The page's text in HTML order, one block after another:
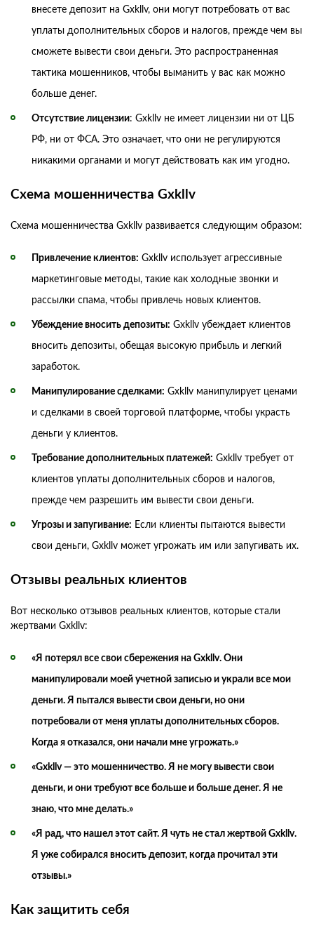
внесете депозит на Gxkllv, они могут потребовать от вас
уплаты дополнительных сборов и налогов, прежде чем вы
сможете вывести свои деньги. Это распространенная
тактика мошенников, чтобы выманить у вас как можно
больше денег.
Отсутствие лицензии: Gxkllv не имеет лицензии ни от ЦБ
РФ, ни от ФСА. Это означает, что они не регулируются
никакими органами и могут действовать как им угодно.
Схема мошенничества Gxkllv
Схема мошенничества Gxkllv развивается следующим образом:
Привлечение клиентов: Gxkllv использует агрессивные
маркетинговые методы, такие как холодные звонки и
рассылки спама, чтобы привлечь новых клиентов.
Убеждение вносить депозиты: Gxkllv убеждает клиентов
вносить депозиты, обещая высокую прибыль и легкий
заработок.
Манипулирование сделками: Gxkllv манипулирует ценами
и сделками в своей торговой платформе, чтобы украсть
деньги у клиентов.
Требование дополнительных платежей: Gxkllv требует от
клиентов уплаты дополнительных сборов и налогов,
прежде чем разрешить им вывести свои деньги.
Угрозы и запугивание: Если клиенты пытаются вывести
свои деньги, Gxkllv может угрожать им или запугивать их.
Отзывы реальных клиентов
Вот несколько отзывов реальных клиентов, которые стали
жертвами Gxkllv:
«Я потерял все свои сбережения на Gxkllv. Они
манипулировали моей учетной записью и украли все мои
деньги. Я пытался вывести свои деньги, но они
потребовали от меня уплаты дополнительных сборов.
Когда я отказался, они начали мне угрожать.»
«Gxkllv — это мошенничество. Я не могу вывести свои
деньги, и они требуют все больше и больше денег. Я не
знаю, что мне делать.»
«Я рад, что нашел этот сайт. Я чуть не стал жертвой Gxkllv.
Я уже собирался вносить депозит, когда прочитал эти
отзывы.»
Как защитить себя